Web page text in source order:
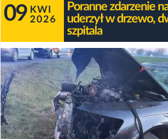
09 KWI
2026
Poranne zdarzenie
uderzył w drzewo,
szpitala